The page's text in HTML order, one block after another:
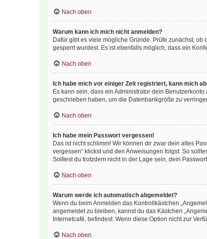
Nach oben
Warum kann ich mich nicht anmelden?
Dafür gibt es viele mögliche Gründe. Prüfe zunächst,
gesperrt wurdest. Es ist ebenfalls möglich, dass ein
Nach oben
Ich habe mich vor einiger Zeit registriert, kann mich
Es kann sein, dass ein Administrator dein
geschrieben haben, um die Datenbankgröße zu
Nach oben
Ich habe mein Passwort vergessen!
Das ist nicht schlimm! Wir können dir zwar dein altes
vergessen“ klickst und den Anweisungen folgst. So
Solltest du trotzdem nicht in der Lage sein, dein
Nach oben
Warum werde ich automatisch abgemeldet?
Wenn du beim Anmelden das Kontrollkästchen
angemeldet zu bleiben, kannst du das Kästchen
Internetcafé, befindest. Wenn diese Option nicht zur
Nach oben